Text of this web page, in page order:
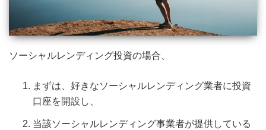
ソーシャルレンディング投資の場合、
まずは、好きなソーシャルレンディング業者に投資
口座を開設し、
当該ソーシャルレンディング事業者が提供している